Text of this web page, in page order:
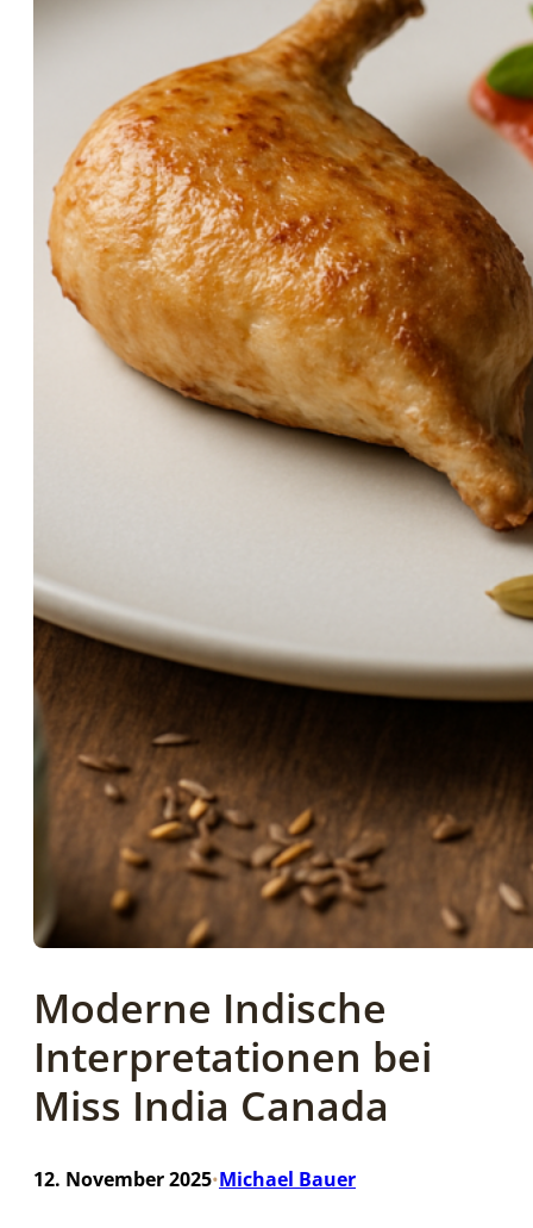
Moderne Indische
Interpretationen bei
Miss India Canada
12. November 2025•Michael Bauer